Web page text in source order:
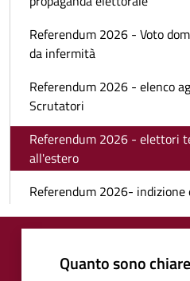
Referendum 2026 - Voto
da infermità
Referendum 2026 - elenco
Scrutatori
Referendum 2026 - elettori
all'estero
Referendum 2026- indizione
Quanto sono